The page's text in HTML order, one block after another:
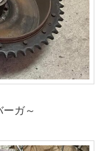
ガ～